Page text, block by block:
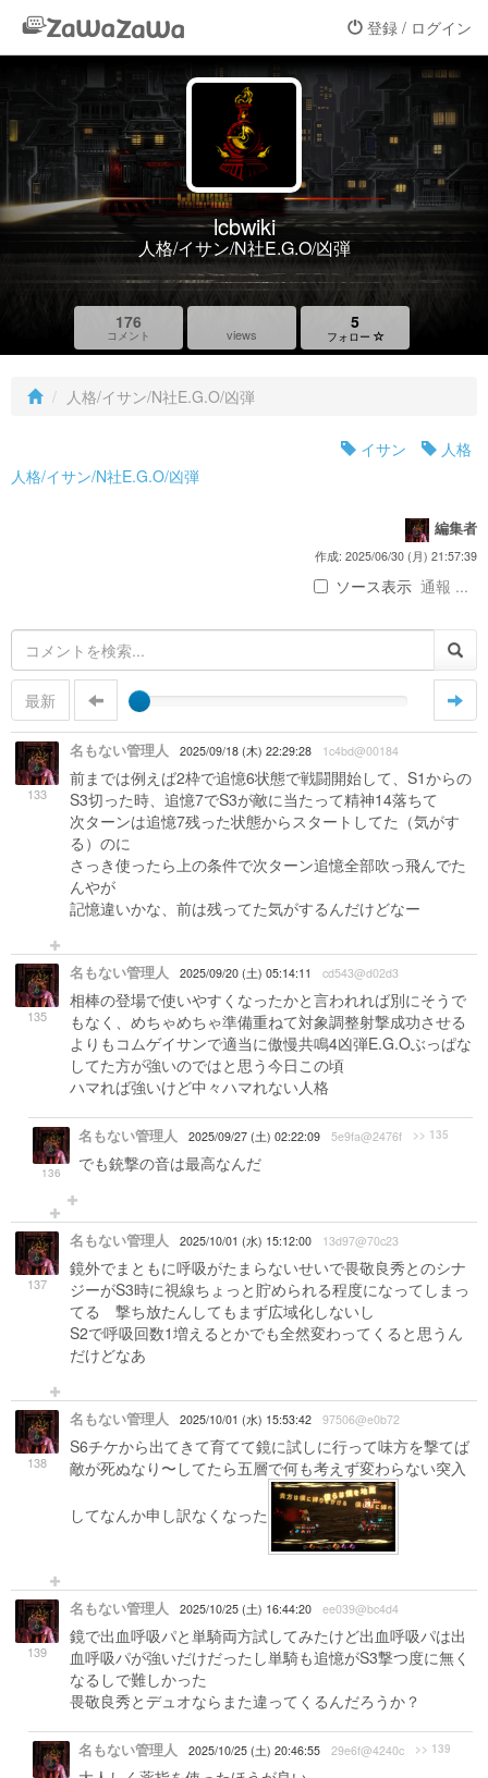
登録 / ログイン
lcbwiki
人格/イサン/N社E.G.O/凶弾
176
コメント views
5
フォロー
人格/イサン/N社E.G.O/凶弾
イサン
人格
人格/イサン/N社E.G.O/凶弾
編集者
作成: 2025/06/30 (月) 21:57:39
ソース表示 通報 ...
最新
133
名もない管理人 2025/09/18 (木) 22:29:28 1c4bd@00184
前までは例えば2枠で追憶6状態で戦闘開始して、S1からの
S3切った時、追憶7でS3が敵に当たって精神14落ちて
次ターンは追憶7残った状態からスタートしてた（気がす
る）のに
さっき使ったら上の条件で次ターン追憶全部吹っ飛んでた
んやが
記憶違いかな、前は残ってた気がするんだけどなー
135
名もない管理人 2025/09/20 (土) 05:14:11 cd543@d02d3
相棒の登場で使いやすくなったかと言われれば別にそうで
もなく、めちゃめちゃ準備重ねて対象調整射撃成功させる
よりもコムゲイサンで適当に傲慢共鳴4凶弾E.G.Oぶっぱな
してた方が強いのではと思う今日この頃
ハマれば強いけど中々ハマれない人格
136
名もない管理人 2025/09/27 (土) 02:22:09 5e9fa@2476f >> 135
でも銃撃の音は最高なんだ
137
名もない管理人 2025/10/01 (水) 15:12:00 13d97@70c23
鏡外でまともに呼吸がたまらないせいで畏敬良秀とのシナ
ジーがS3時に視線ちょっと貯められる程度になってしまっ
てる 撃ち放たんしてもまず広域化しないし
S2で呼吸回数1増えるとかでも全然変わってくると思うん
だけどなあ
138
名もない管理人 2025/10/01 (水) 15:53:42 97506@e0b72
S6チケから出てきて育てて鏡に試しに行って味方を撃てば
敵が死ぬなり〜してたら五層で何も考えず変わらない突入
してなんか申し訳なくなった
139
名もない管理人 2025/10/25 (土) 16:44:20 ee039@bc4d4
鏡で出血呼吸パと単騎両方試してみたけど出血呼吸パは出
血呼吸パが強いだけだったし単騎も追憶がS3撃つ度に無く
なるしで難しかった
畏敬良秀とデュオならまた違ってくるんだろうか？
名もない管理人 2025/10/25 (土) 20:46:55 29e6f@4240c >> 139